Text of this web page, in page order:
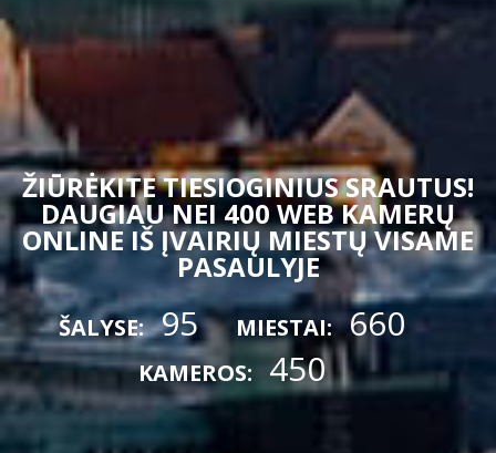
ŽIŪRĖKITE TIESIOGINIUS SRAUTUS!
DAUGIAU NEI 400 WEB KAMERŲ
ONLINE IŠ ĮVAIRIŲ MIESTŲ VISAME
PASAULYJE
ŠALYSE: 95 MIESTAI: 660
KAMEROS: 450